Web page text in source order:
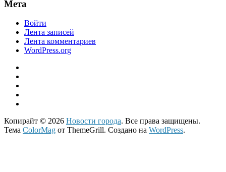
Мета
Войти
Лента записей
Лента комментариев
WordPress.org
Копирайт © 2026 Новости города. Все права защищены.
Тема ColorMag от ThemeGrill. Создано на WordPress.